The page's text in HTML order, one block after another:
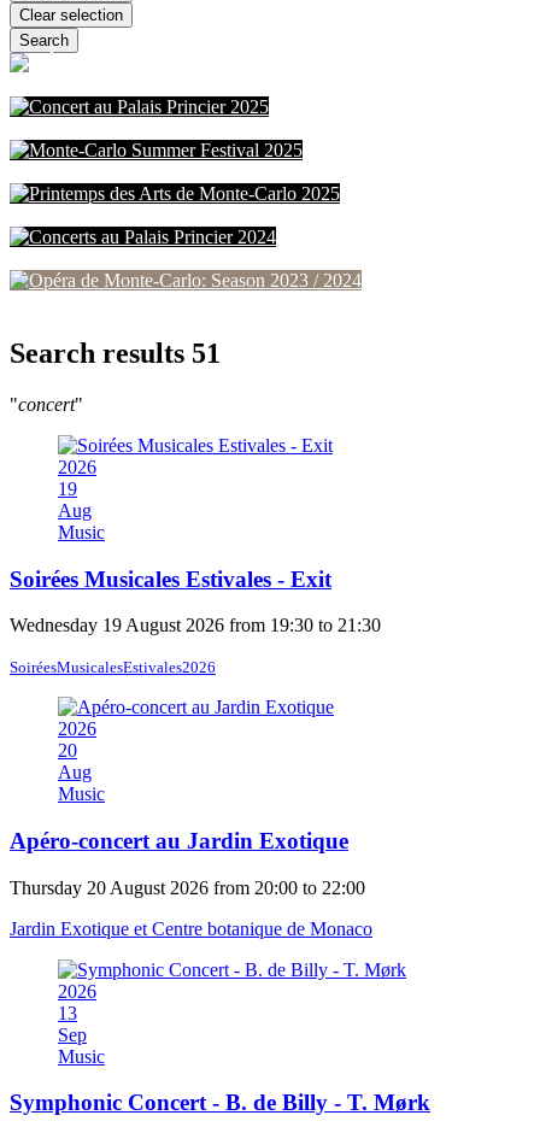
Clear selection
Search
Search results 51
"concert"
2026
19
Aug
Music
Soirées Musicales Estivales - Exit
Wednesday 19 August 2026 from 19:30 to 21:30
SoiréesMusicalesEstivales2026
2026
20
Aug
Music
Apéro-concert au Jardin Exotique
Thursday 20 August 2026 from 20:00 to 22:00
Jardin Exotique et Centre botanique de Monaco
2026
13
Sep
Music
Symphonic Concert - B. de Billy - T. Mørk